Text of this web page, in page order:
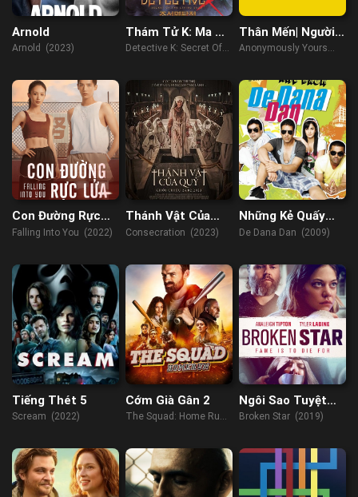
Arnold
Arnold (2023)
Thám Tử K: Ma Cà
Rồng Báo Thù
Detective K: Secret Of
Thân Mến| Người
Nặc Danh
Anonymously Yours
Con Đường Rực
Lửa
Falling Into You (2022)
Thánh Vật Của
Quỷ
Consecration (2023)
Những Kẻ Quấy
Rối
De Dana Dan (2009)
Tiếng Thét 5
Scream (2022)
Cớm Già Gân 2
The Squad: Home Run
Ngôi Sao Tuyệt
Vọng
Broken Star (2019)